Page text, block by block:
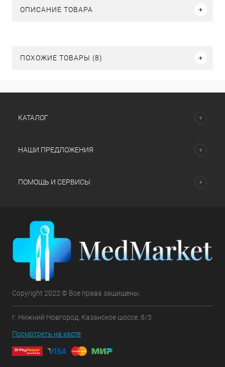
ОПИСАНИЕ ТОВАРА
ПОХОЖИЕ ТОВАРЫ (8)
КАТАЛОГ
НАШИ ПРЕДЛОЖЕНИЯ
ПОМОЩЬ И СЕРВИСЫ
Copyright 2022 © Все права защищены.
г. Нижний Новгород, Казанское шоссе, 8/3
Посмотреть на карте